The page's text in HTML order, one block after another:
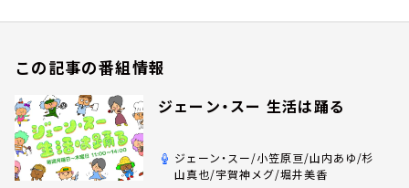
この記事の番組情報
ジェーン・スー 生活は踊る
ジェーン・スー/小笠原亘/山内あゆ/杉
山真也/宇賀神メグ/堀井美香